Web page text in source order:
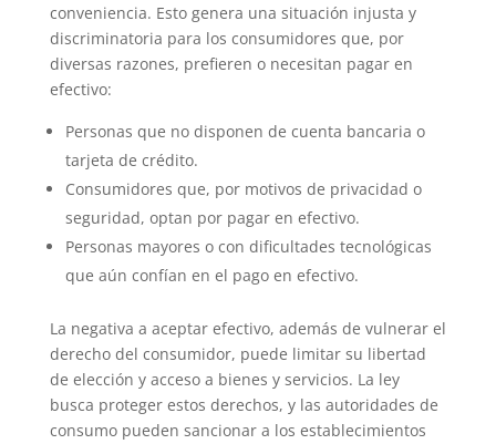
conveniencia. Esto genera una situación injusta y
discriminatoria para los consumidores que, por
diversas razones, prefieren o necesitan pagar en
efectivo:
Personas que no disponen de cuenta bancaria o
tarjeta de crédito.
Consumidores que, por motivos de privacidad o
seguridad, optan por pagar en efectivo.
Personas mayores o con dificultades tecnológicas
que aún confían en el pago en efectivo.
La negativa a aceptar efectivo, además de vulnerar el
derecho del consumidor, puede limitar su libertad
de elección y acceso a bienes y servicios. La ley
busca proteger estos derechos, y las autoridades de
consumo pueden sancionar a los establecimientos